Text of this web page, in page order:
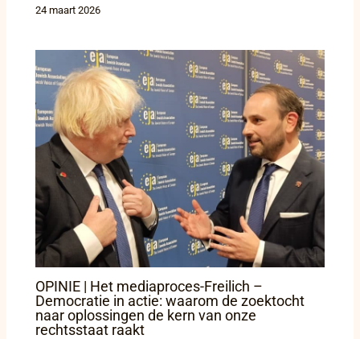
24 maart 2026
OPINIE | Het mediaproces-Freilich –
Democratie in actie: waarom de zoektocht
naar oplossingen de kern van onze
rechtsstaat raakt